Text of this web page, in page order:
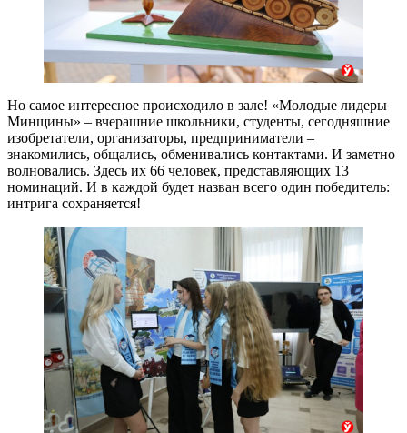
Но самое интересное происходило в зале! «Молодые лидеры
Минщины» – вчерашние школьники, студенты, сегодняшние
изобретатели, организаторы, предприниматели –
знакомились, общались, обменивались контактами. И заметно
волновались. Здесь их 66 человек, представляющих 13
номинаций. И в каждой будет назван всего один победитель:
интрига сохраняется!